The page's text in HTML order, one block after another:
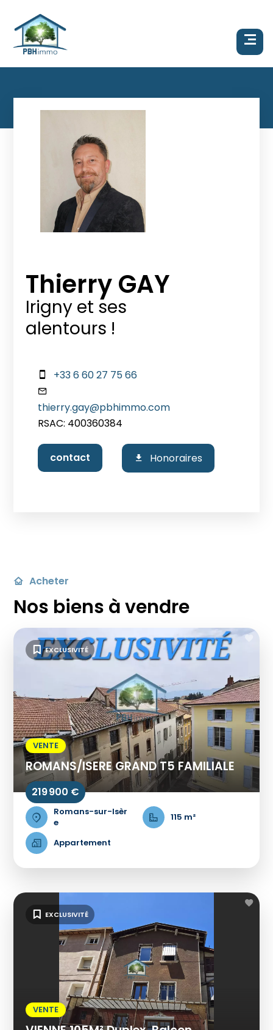
Thierry GAY
Irigny et ses
alentours !
+33 6 60 27 75 66
thierry.gay@pbhimmo.com
RSAC: 400360384
contact Honoraires
Acheter
Nos biens à vendre
VENTE
ROMANS/ISERE GRAND T5 FAMILIALE
219 900 €
Romans-sur-Isèr
e
115 m²
Appartement
EXCLUSIVITÉ
VENTE
EXCLUSIVITÉ